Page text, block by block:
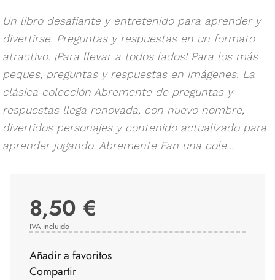
Un libro desafiante y entretenido para aprender y
divertirse. Preguntas y respuestas en un formato
atractivo. ¡Para llevar a todos lados! Para los más
peques, preguntas y respuestas en imágenes. La
clásica colección Abremente de preguntas y
respuestas llega renovada, con nuevo nombre,
divertidos personajes y contenido actualizado para
aprender jugando. Abremente Fan una cole...
8,50 €
IVA incluido
Añadir a favoritos
Compartir